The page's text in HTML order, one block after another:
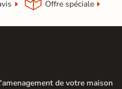
Offre spéciale
de votre maison